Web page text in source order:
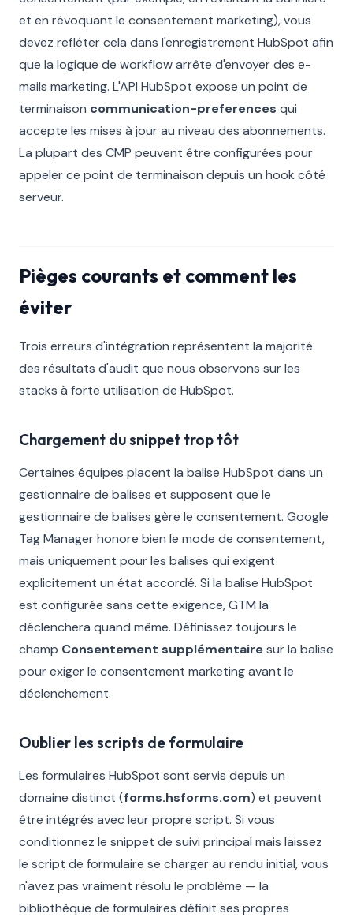
et en révoquant le consentement marketing), vous
devez refléter cela dans l'enregistrement HubSpot afin
que la logique de workflow arrête d'envoyer des e-
mails marketing. L'API HubSpot expose un point de
terminaison communication-preferences qui
accepte les mises à jour au niveau des abonnements.
La plupart des CMP peuvent être configurées pour
appeler ce point de terminaison depuis un hook côté
serveur.
Pièges courants et comment les
éviter
Trois erreurs d'intégration représentent la majorité
des résultats d'audit que nous observons sur les
stacks à forte utilisation de HubSpot.
Chargement du snippet trop tôt
Certaines équipes placent la balise HubSpot dans un
gestionnaire de balises et supposent que le
gestionnaire de balises gère le consentement. Google
Tag Manager honore bien le mode de consentement,
mais uniquement pour les balises qui exigent
explicitement un état accordé. Si la balise HubSpot
est configurée sans cette exigence, GTM la
déclenchera quand même. Définissez toujours le
champ Consentement supplémentairesur la balise
pour exiger le consentement marketing avant le
déclenchement.
Oublier les scripts de formulaire
Les formulaires HubSpot sont servis depuis un
domaine distinct (forms.hsforms.com) et peuvent
être intégrés avec leur propre script. Si vous
conditionnez le snippet de suivi principal mais laissez
le script de formulaire se charger au rendu initial, vous
n'avez pas vraiment résolu le problème — la
bibliothèque de formulaires définit ses propres